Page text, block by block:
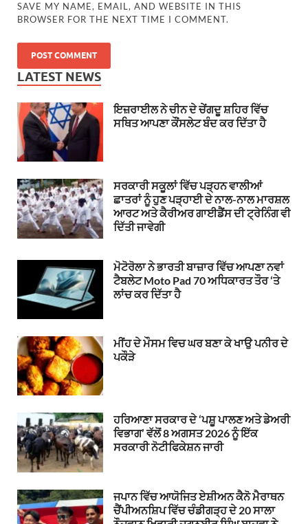
SAVE MY NAME, EMAIL, AND WEBSITE IN THIS
BROWSER FOR THE NEXT TIME I COMMENT.
LATEST NEWS
ਇਜ਼ਰਾਈਲ ਨੇ ਚੀਨ ਦੇ ਚੇਂਗਦੂ ਸ਼ਹਿਰ ਵਿੱਚ
ਸਥਿਤ ਆਪਣਾ ਕੌਂਸਲੇਟ ਬੰਦ ਕਰ ਦਿੱਤਾ ਹੈ
ਸਰਕਾਰੀ ਸਕੂਲਾਂ ਵਿੱਚ ਪੜ੍ਹਨ ਵਾਲੀਆਂ
ਛਾਤਰਾਂ ਨੂੰ ਹੁਣ ਪੜ੍ਹਾਈ ਦੇ ਨਾਲ-ਨਾਲ ਮਾਰਸ਼ਲ
ਆਰਟ ਅਤੇ ਕੈਰੀਅਰ ਗਾਈਡੈਂਸ ਦੀ ਟ੍ਰੇਨਿੰਗ ਵੀ
ਦਿੱਤੀ ਜਾਵੇਗੀ
ਮੋਟੋਰੋਲਾ ਨੇ ਭਾਰਤੀ ਬਾਜ਼ਾਰ ਵਿੱਚ ਆਪਣਾ ਨਵਾਂ
ਟੈਬਲੇਟ Moto Pad 70 ਅਧਿਕਾਰਤ ਤੌਰ ‘ਤੇ
ਲਾਂਚ ਕਰ ਦਿੱਤਾ ਹੈ
ਮੀਂਹ ਦੇ ਮੌਸਮ ਵਿਚ ਘਰ ਬਣਾ ਕੇ ਖਾਉ ਪਨੀਰ ਦੇ
ਪਕੌੜੇ
ਹਰਿਆਣਾ ਸਰਕਾਰ ਦੇ ‘ਪਸ਼ੂ ਪਾਲਣ ਅਤੇ ਡੇਅਰੀ
ਵਿਭਾਗ’ ਵੱਲੋਂ 8 ਅਗਸਤ 2026 ਨੂੰ ਇੱਕ
ਸਰਕਾਰੀ ਨੋਟੀਫਿਕੇਸ਼ਨ ਜਾਰੀ
ਜਪਾਨ ਵਿੱਚ ਆਯੋਜਿਤ ਏਸ਼ੀਅਨ ਕੈਨੋ ਮੈਰਾਥਨ
ਚੈਂਪੀਅਨਸ਼ਿਪ ਵਿੱਚ ਚੰਡੀਗੜ੍ਹ ਦੇ 20 ਸਾਲਾ